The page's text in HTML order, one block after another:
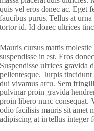
quis vel eros donec ac. Eget
faucibus purus. Tellus at
tortor id. Id donec ultrices
Mauris cursus mattis
suspendisse in est. Eros
Suspendisse ultrices gravida
pellentesque. Turpis
dui vivamus arcu. Sem
pulvinar proin gravida
proin libero nunc consequat.
odio facilisis mauris sit amet
adipiscing at in tellus integer